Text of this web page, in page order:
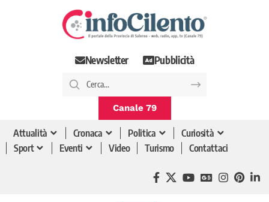
Newsletter Pubblicità
Canale 79
Attualità Cronaca Politica
Curiosità
Sport
Eventi Video Turismo Contattaci